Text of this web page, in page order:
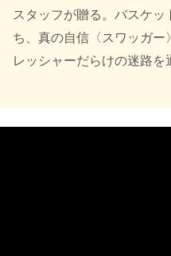
スタッフが贈る。バスケ
ち、真の自信〈スワッガ
レッシャーだらけの迷路を